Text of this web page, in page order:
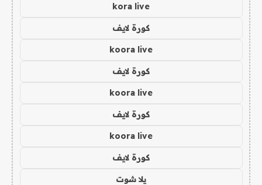
kora live
كورة لايف
koora live
كورة لايف
koora live
كورة لايف
koora live
كورة لايف
يلا شوت